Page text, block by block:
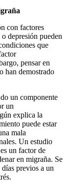
con factores
depresión pueden
que
pensar en
han demostrado
un componente
un
explica la
puede estar
mala
Un estudio
un factor de
en migraña. Se
previos a un